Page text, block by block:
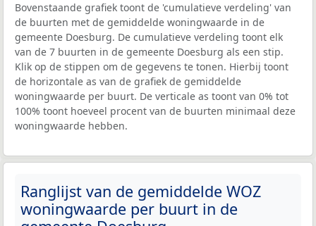
Bovenstaande grafiek toont de 'cumulatieve verdeling' van
de buurten met de gemiddelde woningwaarde in de
gemeente Doesburg. De cumulatieve verdeling toont elk
van de 7 buurten in de gemeente Doesburg als een stip.
Klik op de stippen om de gegevens te tonen. Hierbij toont
de horizontale as van de grafiek de gemiddelde
woningwaarde per buurt. De verticale as toont van 0% tot
100% toont hoeveel procent van de buurten minimaal deze
woningwaarde hebben.
Ranglijst van de gemiddelde WOZ
woningwaarde per buurt in de